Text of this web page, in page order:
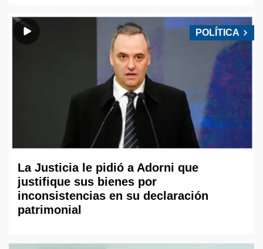
POLÍTICA
La Justicia le pidió a Adorni que
justifique sus bienes por
inconsistencias en su declaración
patrimonial